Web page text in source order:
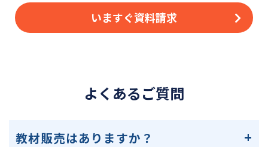
いますぐ資料請求
よくあるご質問
教材販売はありますか？